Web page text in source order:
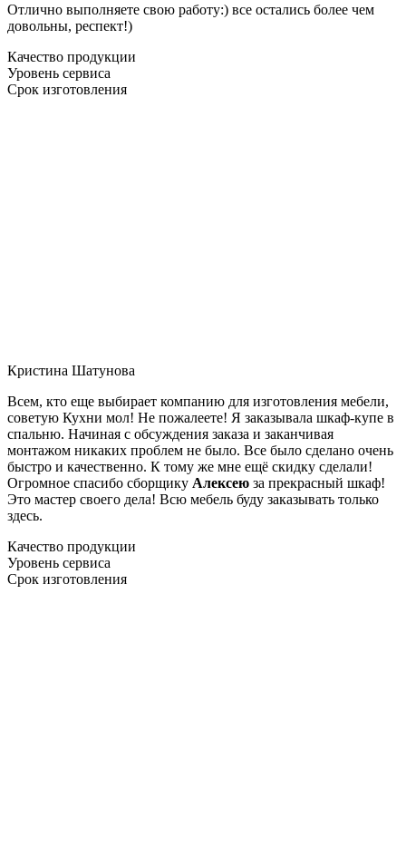
Отлично выполняете свою работу:) все остались более чем
довольны, респект!)
Качество продукции
Уровень сервиса
Срок изготовления
Кристина Шатунова
Всем, кто еще выбирает компанию для изготовления мебели,
советую Кухни мол! Не пожалеете! Я заказывала шкаф-купе в
спальню. Начиная с обсуждения заказа и заканчивая
монтажом никаких проблем не было. Все было сделано очень
быстро и качественно. К тому же мне ещё скидку сделали!
Огромное спасибо сборщику Алексею за прекрасный шкаф!
Это мастер своего дела! Всю мебель буду заказывать только
здесь.
Качество продукции
Уровень сервиса
Срок изготовления